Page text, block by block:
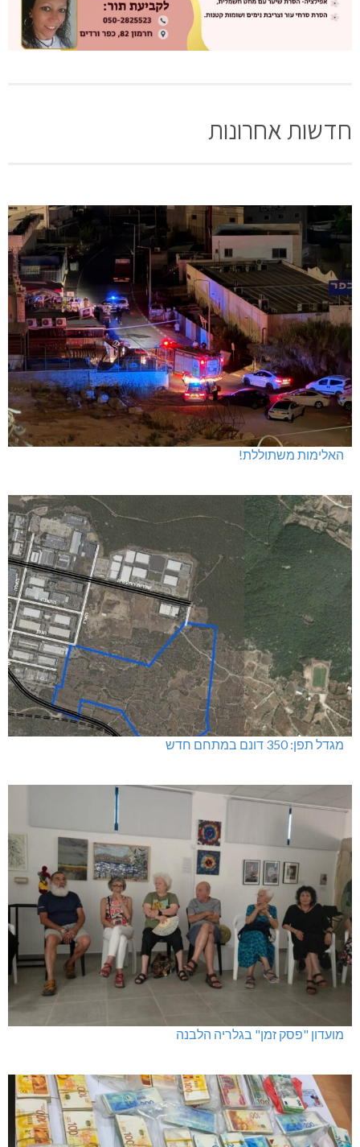
חדשות אחרונות
האלימות משתוללת!
מגדל תפן: 350 דונם במתחם חדש
מועדון "פסק זמן" בגלריה הלבנה